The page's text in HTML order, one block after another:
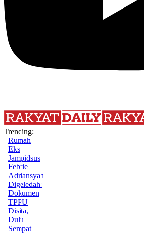
Trending:
Rumah
Eks
Jampidsus
Febrie
Adriansyah
Digeledah:
Dokumen
TPPU
Disita,
Dulu
Sempat